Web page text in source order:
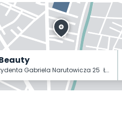
Gabriela Narutowicza 25 Łódź